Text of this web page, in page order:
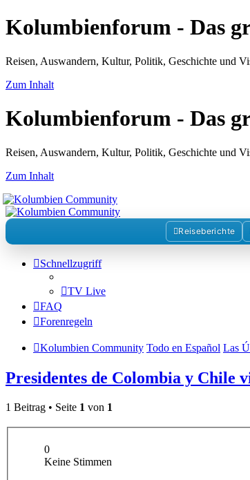
Kolumbienforum - Das
Reisen, Auswandern, Kultur, Politik, Geschichte und
Zum Inhalt
Kolumbienforum - Das
Reisen, Auswandern, Kultur, Politik, Geschichte und
Zum Inhalt
Reiseberichte
Schnellzugriff
TV Live
FAQ
Forenregeln
Kolumbien Community Todo en Español Las
Presidentes de Colombia y Chile
1 Beitrag • Seite 1 von 1
0
Keine Stimmen